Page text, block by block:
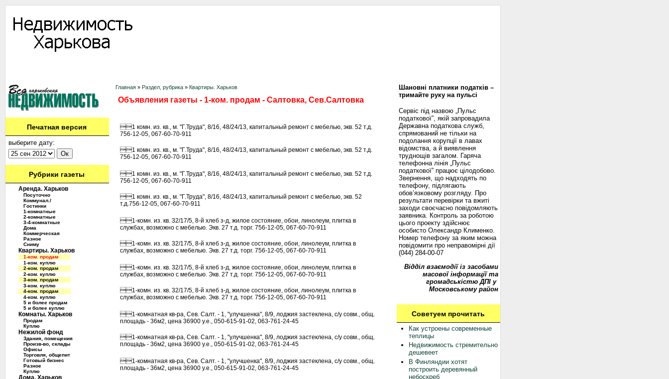
Печатная версия
выберите дату:
Рубрики газеты
Аренда. Харьков
Посуточно
Коммунал./
Гостинки
1-комнатные
2-комнатные
3-4-комнатные
Дома
Коммерческая
Разное
Сниму
Квартиры. Харьков
1-ком. продам
1-ком. куплю
2-ком. продам
2-ком. куплю
3-ком. продам
3-ком. куплю
4-ком. продам
4-ком. куплю
5 и более продам
5 и более куплю
Комнаты. Харьков
Продам
Куплю
Нежилой фонд
Здания, помещения
Произв-во, склады
Офисы
Торговля, общепит
Готовый бизнес
Разное
Куплю
Дома. Харьков
Главная » Раздел, рубрика » Квартиры. Харьков
Объявления газеты - 1-ком. продам - Салтовка, Сев.Салтовка
1 комн. из. кв., м. "Г.Труда", 8/16, 48/24/13, капитальный ремонт с мебелью, экв. 52 т.д.
756-12-05, 067-60-70-911
1 комн. из. кв., м. "Г.Труда", 8/16, 48/24/13, капитальный ремонт с мебелью, экв. 52 т.д.
756-12-05, 067-60-70-911
1 комн. из. кв., м. "Г.Труда", 8/16, 48/24/13, капитальный ремонт с мебелью, экв. 52 т.д.
756-12-05, 067-60-70-911
1 комн. из. кв., м. "Г.Труда", 8/16, 48/24/13, капитальный ремонт с мебелью, экв. 52
т.д.756-12-05, 067-60-70-911
1-комн. из. кв. 32/17/5, 8-й хлеб з-д, жилое состояние, обои, линолеум, плитка в
службах, возможно с мебелью. Экв. 27 т.д. торг. 756-12-05, 067-60-70-911
1-комн. из. кв. 32/17/5, 8-й хлеб з-д, жилое состояние, обои, линолеум, плитка в
службах, возможно с мебелью. Экв. 27 т.д. торг. 756-12-05, 067-60-70-911
1-комн. из. кв. 32/17/5, 8-й хлеб з-д, жилое состояние, обои, линолеум, плитка в
службах, возможно с мебелью. Экв. 27 т.д. торг. 756-12-05, 067-60-70-911
1-комн. из. кв. 32/17/5, 8-й хлеб з-д, жилое состояние, обои, линолеум, плитка в
службах, возможно с мебелью. Экв. 27 т.д. торг. 756-12-05, 067-60-70-911
1-комнатная кв-ра, Сев. Салт. - 1, "улучшенка", 8/9, лоджия застеклена, с/у совм., общ.
площадь - 36м2, цена 36900 у.е., 050-615-91-02, 063-761-24-45
1-комнатная кв-ра, Сев. Салт. - 1, "улучшенка", 8/9, лоджия застеклена, с/у совм., общ.
площадь - 36м2, цена 36900 у.е., 050-615-91-02, 063-761-24-45
1-комнатная кв-ра, Сев. Салт. - 1, "улучшенка", 8/9, лоджия застеклена, с/у совм., общ.
площадь - 36м2, цена 36900 у.е., 050-615-91-02, 063-761-24-45
Шановні платники податків –
тримайте руку на пульсі
Сервіс під назвою „Пульс
податкової”, якій запровадила
Державна податкова служб,
спрямований не тільки на
подолання корупції в лавах
відомства, а й виявлення
труднощів загалом. Гаряча
телефонна лінія „Пульс
податкової” працює цілодобово.
Звернення, що надходять по
телефону, підлягають
обов’язковому розгляду. Про
результати перевірки та вжиті
заходи своєчасно повідомляють
заявника. Контроль за роботою
цього проекту здійснює
особисто Олександр Клименко.
Номер телефону за яким можна
повідомити про неправомірні дії
(044) 284-00-07
Відділ взаємодії із засобами
масової інформації та
громадськістю ДПІ у
Московському район
Советуем прочитать
Как устроены современные
теплицы
Недвижимость стремительно
дешевеет
В Финляндии хотят
построить деревянный
небоскреб